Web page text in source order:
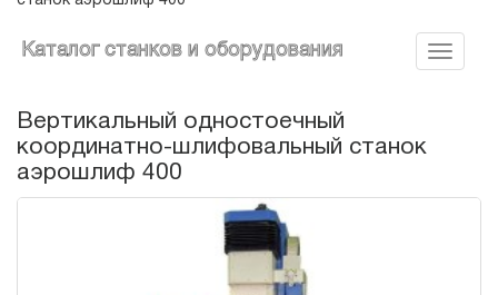
Каталог станков и оборудования
Вертикальный одностоечный
координатно-шлифовальный станок
аэрошлиф 400